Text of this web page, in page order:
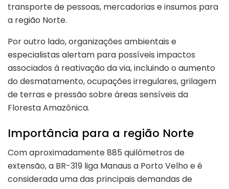
transporte de pessoas, mercadorias e insumos para
a região Norte.
Por outro lado, organizações ambientais e
especialistas alertam para possíveis impactos
associados à reativação da via, incluindo o aumento
do desmatamento, ocupações irregulares, grilagem
de terras e pressão sobre áreas sensíveis da
Floresta Amazônica.
Importância para a região Norte
Com aproximadamente 885 quilômetros de
extensão, a BR-319 liga Manaus a Porto Velho e é
considerada uma das principais demandas de